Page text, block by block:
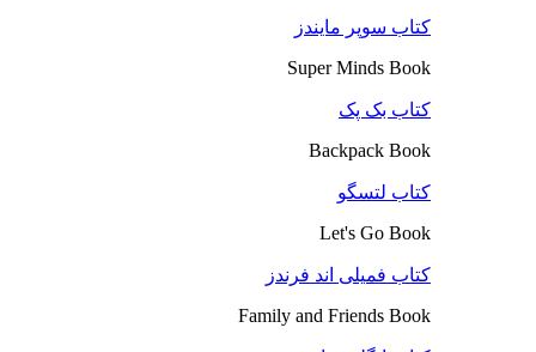
کتاب سوپر مایندز
Super Minds Book
کتاب بک پک
Backpack Book
کتاب لتسگو
Let's Go Book
کتاب فمیلی اند فرندز
Family and Friends Book